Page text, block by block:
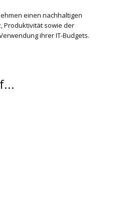
einen nachhaltigen
Produktivität sowie der
ihrer IT-Budgets.